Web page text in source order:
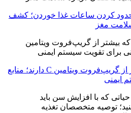
کردن ساعات غذا خوردن؛ کشف
مغز
۷ ماده غذایی که بیشتر از گریپ‌فروت ویتامین C دارند؛ منابع
ایمنی